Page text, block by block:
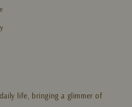
life, bringing a glimmer of